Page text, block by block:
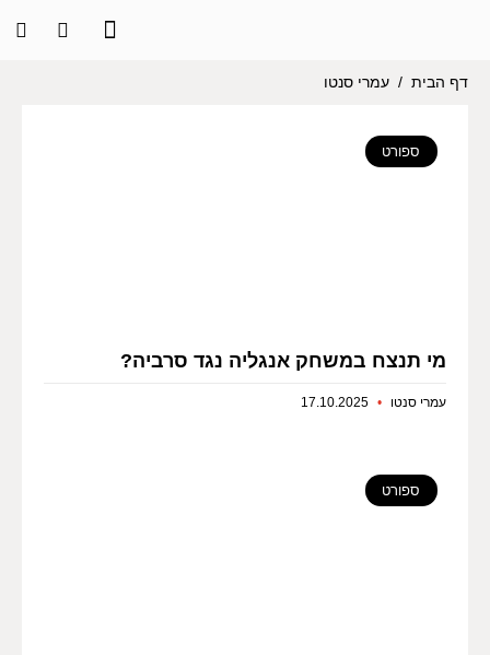
דף הבית / עמרי סנטו
ספורט
מי תנצח במשחק אנגליה נגד סרביה?
עמרי סנטו
ספורט